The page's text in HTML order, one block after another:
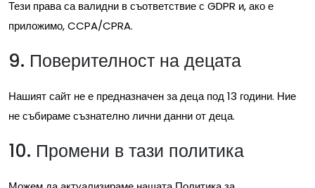
Тези права са валидни в съответствие с GDPR и, ако е
приложимо, CCPA/CPRA.
9. Поверителност на децата
Нашият сайт не е предназначен за деца под 13 години. Ние
не събираме съзнателно лични данни от деца.
10. Промени в тази политика